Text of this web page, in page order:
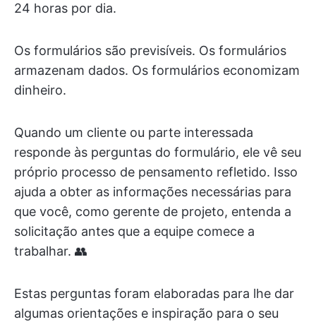
24 horas por dia.
Os formulários são previsíveis. Os formulários
armazenam dados. Os formulários economizam
dinheiro.
Quando um cliente ou parte interessada
responde às perguntas do formulário, ele vê seu
próprio processo de pensamento refletido. Isso
ajuda a obter as informações necessárias para
que você, como gerente de projeto, entenda a
solicitação antes que a equipe comece a
trabalhar. 👥
Estas perguntas foram elaboradas para lhe dar
algumas orientações e inspiração para o seu